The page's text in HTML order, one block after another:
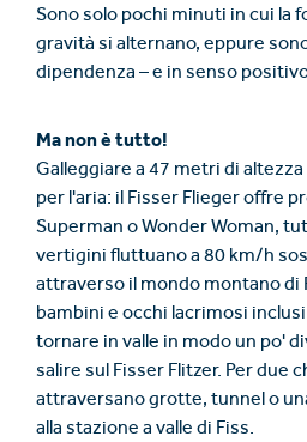
Sono solo pochi minuti in cui la
gravità si alternano, eppure
dipendenza – e in senso
Ma non è tutto!
Galleggiare a 47 metri di
per l'aria: il Fisser Flieger offre
Superman o Wonder Woman,
vertigini fluttuano a 80 km/h
attraverso il mondo montano di
bambini e occhi lacrimosi
tornare in valle in modo un po'
salire sul Fisser Flitzer. Per due
attraversano grotte, tunnel o
alla stazione a valle di Fiss.